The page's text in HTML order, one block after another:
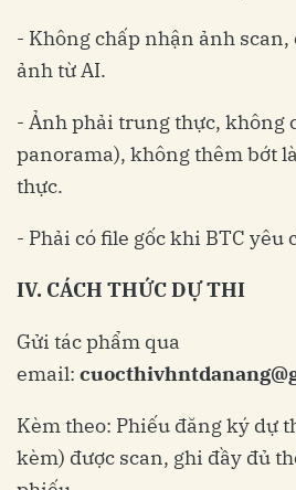
- Không chấp nhận ảnh
ảnh từ AI.
- Ảnh phải trung thực, không
panorama), không thêm bớt
thực.
- Phải có file gốc khi BTC yêu
IV. CÁCH THỨCDỰTHI
Gửi tác phẩm qua
email:
Kèm theo: Phiếu đăng ký dự
kèm) được scan, ghi đầy đủ